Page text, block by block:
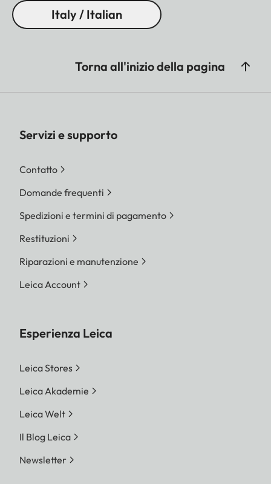
Italy / Italian
Torna all'inizio della pagina
Servizi e supporto
Contatto
Domande frequenti
Spedizioni e termini di pagamento
Restituzioni
Riparazioni e manutenzione
Leica Account
Esperienza Leica
Leica Stores
Leica Akademie
Leica Welt
Il Blog Leica
Newsletter